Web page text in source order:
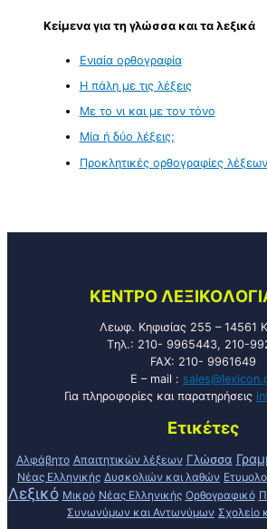
Κείμενα για τη γλώσσα και τα λεξικά
Ενιαία ορθογραφία
Η πάλη με τις λέξεις
Με το νι και με τον τόνο
Μία ή δύο λέξεις;
Προκλητικές ορθογραφίες λέξεων
KENTPO
Λεωφ. Κηφισίας 255 – 14561
Tηλ.: 210- 9965443, 210-
FAX: 210- 9961649
E – mail :
Για πληροφορίες και παρατηρήσεις
Ετικέτες
Αλφάβητο Απαιτητικών λέξεων Γλώσσα
Νέας Ελληνικής Δυσκολιών και λαθών
Λεξικό Μικρό Νέας Ελληνικής Ορθογραφικό
Συνωνύμων και Αντωνύμων Σχολείο